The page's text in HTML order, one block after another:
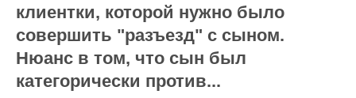
клиентки, которой нужно было
совершить "разъезд" с сыном.
Нюанс в том, что сын был
категорически против...